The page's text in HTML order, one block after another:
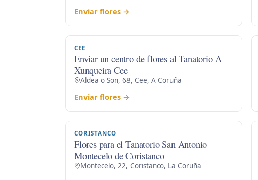
Enviar flores →
CEE
Enviar un centro de flores al Tanatorio A
Xunqueira Cee
Aldea o Son, 68, Cee, A Coruña
Enviar flores →
CORISTANCO
Flores para el Tanatorio San Antonio
Montecelo de Coristanco
Montecelo, 22, Coristanco, La Coruña